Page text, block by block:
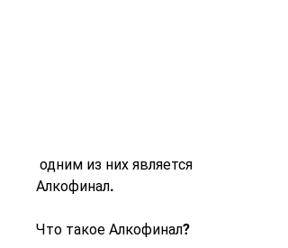
Алкофинал.
Что такое Алкофинал?